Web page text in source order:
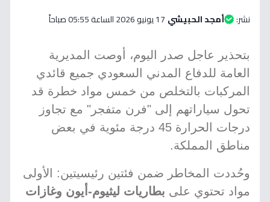
نشر: أمجد الحبيشي 17 يونيو 2026 الساعة 05:55 صباحاً
بتحذير عاجل صدر اليوم، أوصت المديرية
العامة للدفاع المدني السعودي جميع قائدي
المركبات بالتخلص من خمس مواد خطرة قد
تحول سياراتهم إلى "فرن متفجر" مع تجاوز
درجات الحرارة 45 درجة مئوية في بعض
مناطق المملكة.
وحُددت المخاطر ضمن فئتين رئيسيتين: الأولى
مواد تحتوي على بطاريات ليثيوم-أيون وغازات